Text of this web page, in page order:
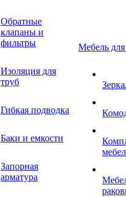
Обратные
клапаны и
фильтры
Изоляция для
труб
Гибкая подводка
Баки и емкости
Запорная
арматура
Мебель